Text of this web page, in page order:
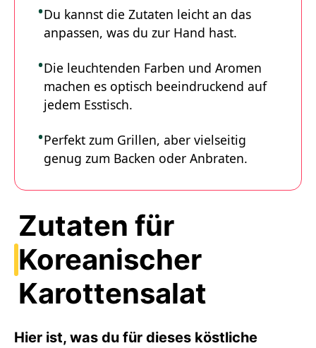
Du kannst die Zutaten leicht an das
anpassen, was du zur Hand hast.
Die leuchtenden Farben und Aromen
machen es optisch beeindruckend auf
jedem Esstisch.
Perfekt zum Grillen, aber vielseitig
genug zum Backen oder Anbraten.
Zutaten für
Koreanischer
Karottensalat
Hier ist, was du für dieses köstliche